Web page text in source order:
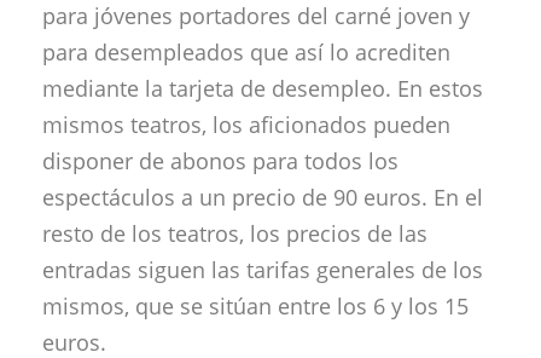
para jóvenes portadores del carné joven y
para desempleados que así lo acrediten
mediante la tarjeta de desempleo. En estos
mismos teatros, los aficionados pueden
disponer de abonos para todos los
espectáculos a un precio de 90 euros. En el
resto de los teatros, los precios de las
entradas siguen las tarifas generales de los
mismos, que se sitúan entre los 6 y los 15
euros.